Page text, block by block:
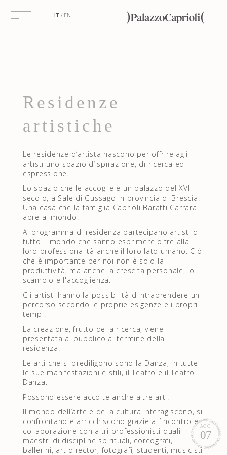
Residenze
artistiche
Le residenze d’artista nascono per offrire agli
artisti uno spazio d’ispirazione, di ricerca ed
espressione.
Lo spazio che le accoglie è un palazzo del XVI
secolo, a Sale di Gussago in provincia di Brescia.
Una casa che la famiglia Caprioli Baratti Carrara
apre al mondo.
Al programma di residenza partecipano artisti di
tutto il mondo che sanno esprimere oltre alla
loro professionalità anche il loro lato umano. Ciò
che è importante per noi non è solo la
produttività, ma anche la crescita personale, lo
scambio e l'accoglienza.
Gli artisti hanno la possibilità d'intraprendere un
percorso secondo le proprie esigenze e i propri
tempi.
La creazione, frutto della ricerca, viene
presentata al pubblico al termine della
residenza.
Le arti che si prediligono sono la Danza, in tutte
le sue manifestazioni e stili, il Teatro e il Teatro
Danza.
Possono essere accolte anche altre arti.
Il mondo dell’arte e della cultura interagiscono, si
confrontano e arricchiscono grazie all’incontro e
collaborazione con altri professionisti quali
maestri di discipline spirituali, coreografi,
ballerini, art director, fotografi, studenti, musicisti
IT EN
AGO
07